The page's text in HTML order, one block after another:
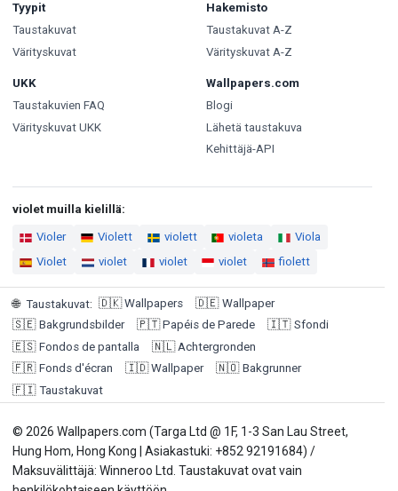
Tyypit
Taustakuvat
Värityskuvat
Hakemisto
Taustakuvat A-Z
Värityskuvat A-Z
UKK
Taustakuvien FAQ
Värityskuvat UKK
Wallpapers.com
Blogi
Lähetä taustakuva
Kehittäjä-API
violet muilla kielillä:
Violer Violett violett violeta
Viola
Violet
violet violet violet fiolett
🌐 Taustakuvat: 🇩🇰 Wallpapers 🇩🇪 Wallpaper
🇸🇪 Bakgrundsbilder 🇵🇹 Papéis de Parede 🇮🇹 Sfondi
🇪🇸 Fondos de pantalla 🇳🇱 Achtergronden
🇫🇷 Fonds d'écran 🇮🇩 Wallpaper 🇳🇴 Bakgrunner
🇫🇮 Taustakuvat
© 2026 Wallpapers.com (Targa Ltd @ 1F, 1-3 San Lau Street,
Hung Hom, Hong Kong | Asiakastuki: +852 92191684) /
Maksuvälittäjä: Winneroo Ltd. Taustakuvat ovat vain